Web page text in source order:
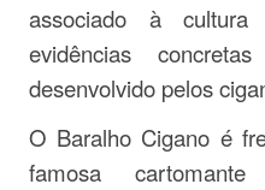
associado à
evidências
desenvolvido pelos
O Baralho Cigano é
famosa